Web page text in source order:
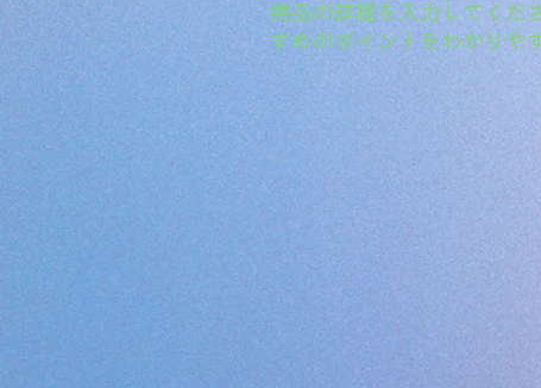
商品の詳細を入力してくだ
すめのポイントをわかりや